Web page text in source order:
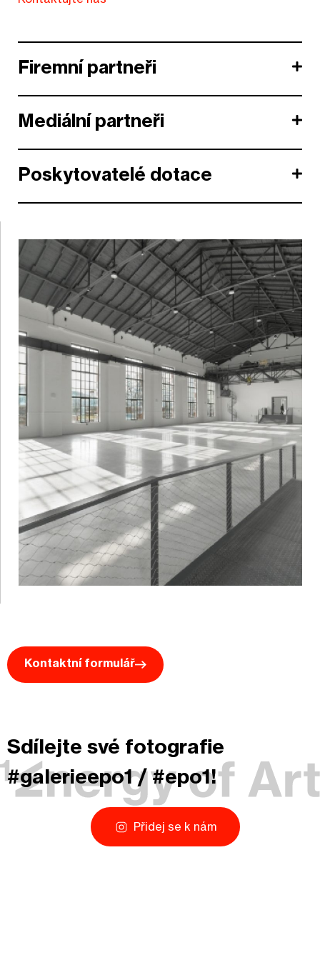
Firemní partneři
Mediální partneři
Poskytovatelé dotace
Kontaktní formulář
Sdílejte své fotografie
#galerieepo1 / #epo1!
Přidej se k nám